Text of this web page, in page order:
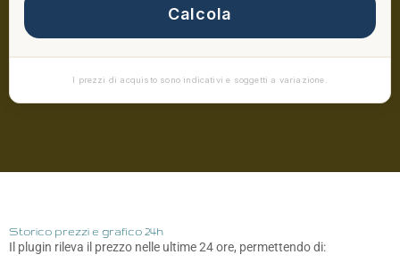
Calcola
I prezzi di acquisto sono indicativi e soggetti a variazione.
Storico prezzi e grafico 24h
Il plugin rileva il prezzo nelle ultime 24 ore, permettendo di: